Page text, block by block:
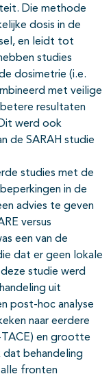
Die methode
dosis in de
en leidt tot
studies
dosimetrie (i.e.
met veilige
resultaten
werd ook
de SARAH studie
studies met de
in de
advies te geven
versus
een van de
dat er geen lokale
studie werd
uit
post-hoc analyse
naar eerdere
TACE) en grootte
dat behandeling
fronten